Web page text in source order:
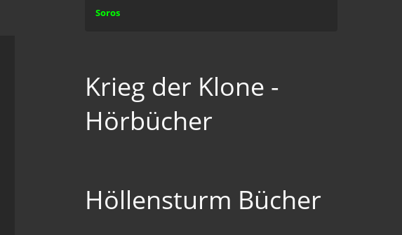
Soros
Krieg der Klone -
Hörbücher
Höllensturm Bücher